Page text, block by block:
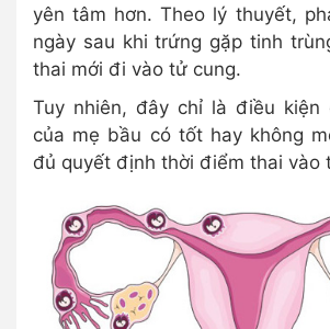
yên tâm hơn. Theo lý thuyết,
ngày sau khi trứng gặp tinh
thai mới đi vào tử cung.
Tuy nhiên, đây chỉ là điều kiện
của mẹ bầu có tốt hay không
đủ quyết định thời điểm thai vào